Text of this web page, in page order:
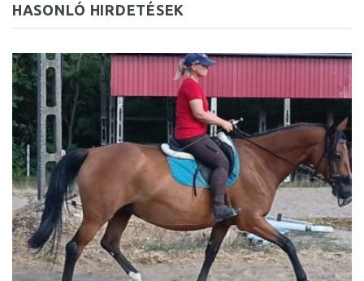
HASONLÓ HIRDETÉSEK